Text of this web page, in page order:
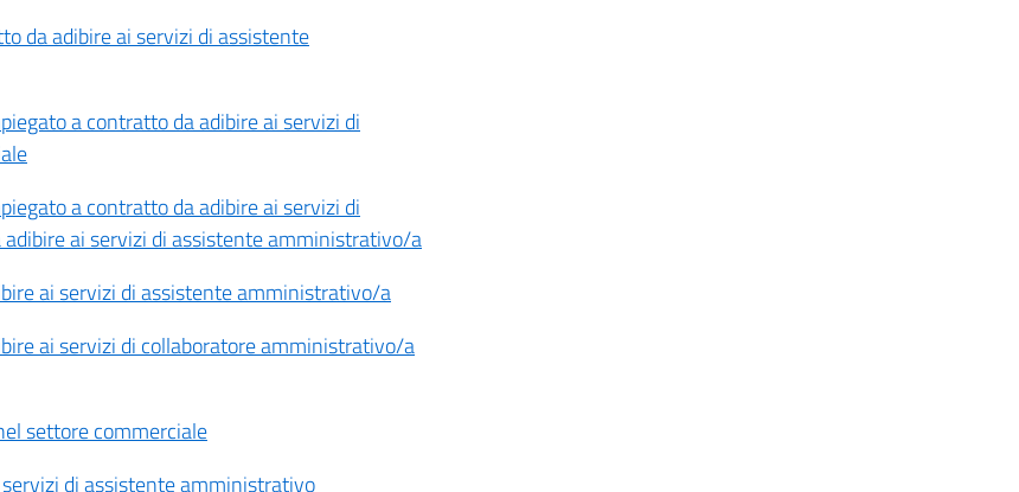
da adibire ai servizi di assistente
a contratto da adibire ai servizi di
a contratto da adibire ai servizi di
ai servizi di assistente amministrativo/a
ai servizi di assistente amministrativo/a
ai servizi di collaboratore amministrativo/a
settore commerciale
di assistente amministrativo